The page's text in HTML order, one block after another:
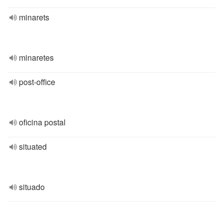
minarets
minaretes
post-office
oficina postal
situated
situado